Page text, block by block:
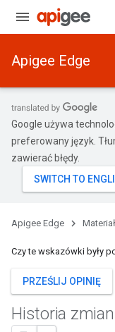
Apigee Edge
Google używa
preferowany język.
zawierać błędy.
Apigee Edge
Czy te wskazówki były
PRZEŚLIJ OPINIĘ
Historia